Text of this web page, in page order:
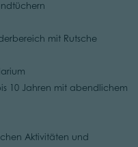
mit Rutsche
10 Jahren mit abendlichem
Aktivitäten und